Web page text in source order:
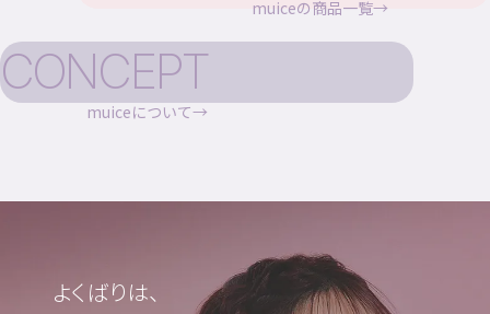
muiceの商品一覧
CONCEPT
muiceについて
よくばりは、